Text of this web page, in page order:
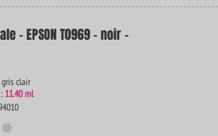
- EPSON T0969 - noir -
gris clair
11.40 ml